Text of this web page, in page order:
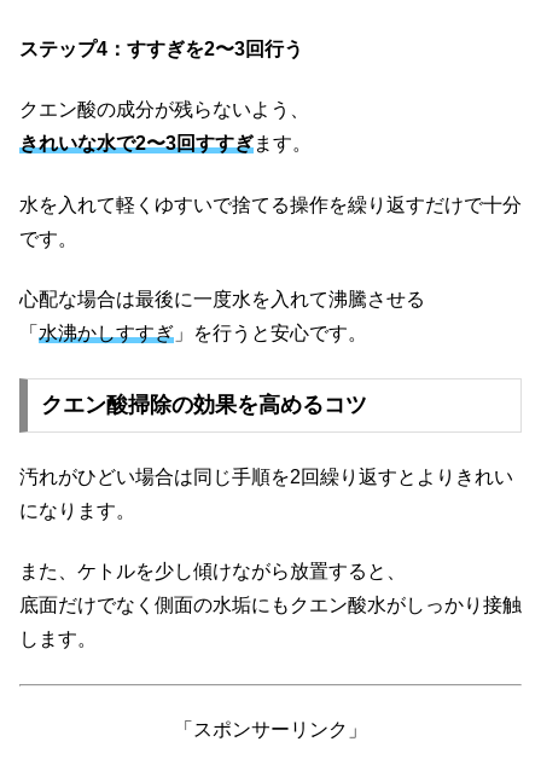
ステップ4：すすぎを2〜3回行う
クエン酸の成分が残らないよう、
きれいな水で2〜3回すすぎます。
水を入れて軽くゆすいで捨てる操作を繰り返すだけで十分
です。
心配な場合は最後に一度水を入れて沸騰させる
「 水沸かしすすぎ 」を行うと安心です。
クエン酸掃除の効果を高めるコツ
汚れがひどい場合は同じ手順を2回繰り返すとよりきれい
になります。
また、ケトルを少し傾けながら放置すると、
底面だけでなく側面の水垢にもクエン酸水がしっかり接触
します。
「スポンサーリンク」